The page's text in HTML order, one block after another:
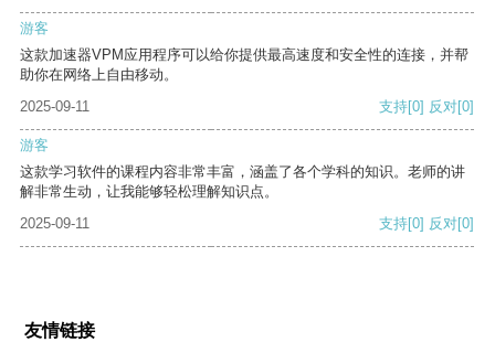
游客
这款加速器VPM应用程序可以给你提供最高速度和安全性的连接，并帮
助你在网络上自由移动。
2025-09-11
支持[0] 反对[0]
游客
这款学习软件的课程内容非常丰富，涵盖了各个学科的知识。老师的讲
解非常生动，让我能够轻松理解知识点。
2025-09-11
支持[0] 反对[0]
友情链接